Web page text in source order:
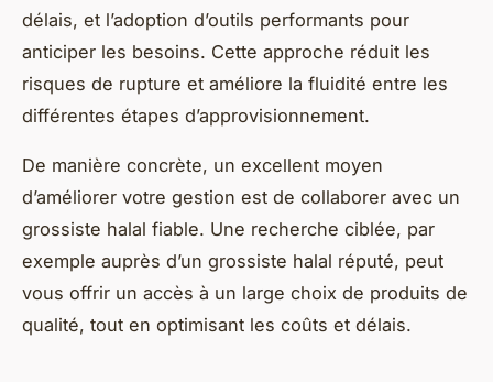
délais, et l’adoption d’outils performants pour
anticiper les besoins. Cette approche réduit les
risques de rupture et améliore la fluidité entre les
différentes étapes d’approvisionnement.
De manière concrète, un excellent moyen
d’améliorer votre gestion est de collaborer avec un
grossiste halal fiable. Une recherche ciblée, par
exemple auprès d’un grossiste halal réputé, peut
vous offrir un accès à un large choix de produits de
qualité, tout en optimisant les coûts et délais.